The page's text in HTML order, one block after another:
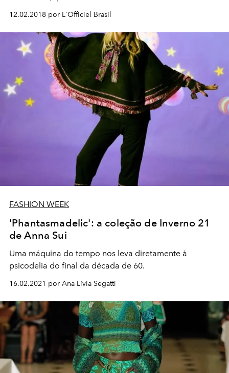
12.02.2018 por L'Officiel Brasil
FASHION WEEK
'Phantasmadelic': a coleção de Inverno 21
de Anna Sui
Uma máquina do tempo nos leva diretamente à
psicodelia do final da década de 60.
16.02.2021 por Ana Lívia Segatti